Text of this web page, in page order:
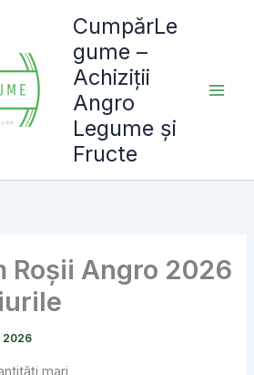
CumpărLe
gume –
Achiziții
Angro
Legume și
Fructe
Roșii Angro 2026
2026
mari